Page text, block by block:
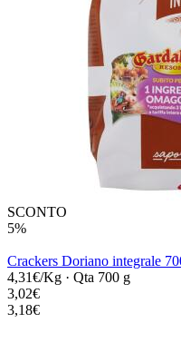
SCONTO
5%
Crackers Doriano integrale
4,31€/Kg · Qta 700 g
3,02€
3,18€